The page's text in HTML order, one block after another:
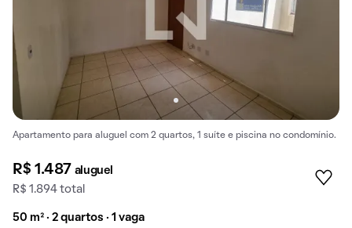
Apartamento para aluguel com 2 quartos, 1 suíte e piscina no condomínio.
R$ 1.487 aluguel
R$ 1.894 total
50 m² · 2 quartos · 1 vaga